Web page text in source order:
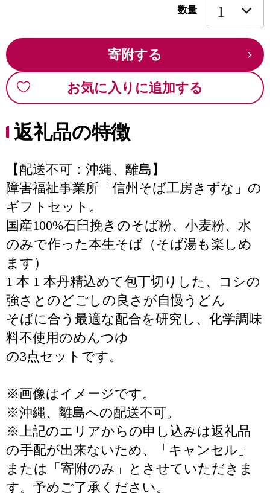
数量
寄附する
お気に入りに追加する
返礼品の特徴
【配送不可：沖縄、離島】
障害福祉事業所「信州そば工房きずな」の
ギフトセット。
国産100%石臼挽きのそば粉、小麦粉、水
のみで作った本生そば（そば湯も楽しめ
ます）
1 本 1 本丹精込めて包丁切りした、コシの
強さとのどごしの良さが自慢うどん
そばに合う最適な配合を研究し、化学調味
料不使用のめんつゆ
の3点セットです。
※画像はイメージです。
※沖縄、離島への配送不可。
※上記のエリアからの申し込みは返礼品
の手配が出来ないため、「キャンセル」
または「寄附のみ」とさせていただきま
す。予めご了承ください。